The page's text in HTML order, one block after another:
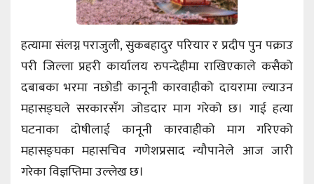
हत्यामा संलग्न पराजुली, सुकबहादुर परियार र प्रदीप पुन पक्राउ
परी जिल्ला प्रहरी कार्यालय रुपन्देहीमा राखिएकाले कसैको
दबाबका भरमा नछोडी कानूनी कारवाहीको दायरामा ल्याउन
महासङ्घले सरकारसँग जोडदार माग गरेको छ। गाई हत्या
घटनाका दोषीलाई कानूनी कारवाहीको माग गरिएको
महासङ्घका महासचिव गणेशप्रसाद न्यौपानेले आज जारी
गरेका विज्ञप्तिमा उल्लेख छ।